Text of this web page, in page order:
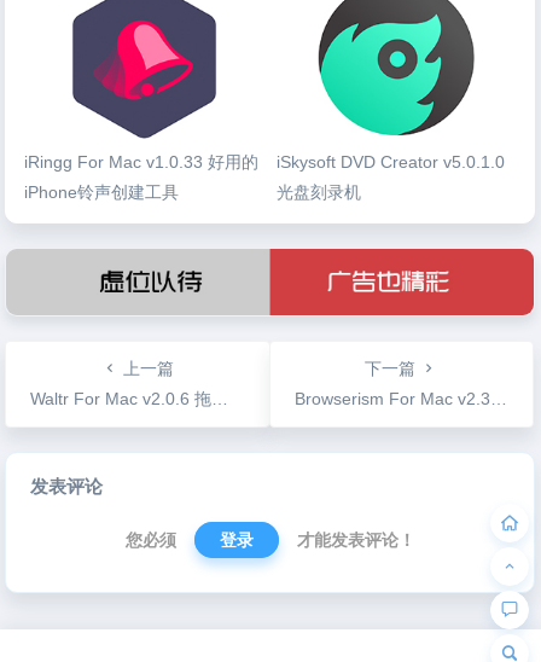
iRingg For Mac v1.0.33 好用的
iPhone铃声创建工具
iSkysoft DVD Creator v5.0.1.0
光盘刻录机
上一篇
Waltr For Mac v2.0.6 拖拽传输文件支持设置iPhone铃声
下一篇
Browserism For Mac v2.3.1 浏览器自定义
发表评论
您必须 登录 才能发表评论！